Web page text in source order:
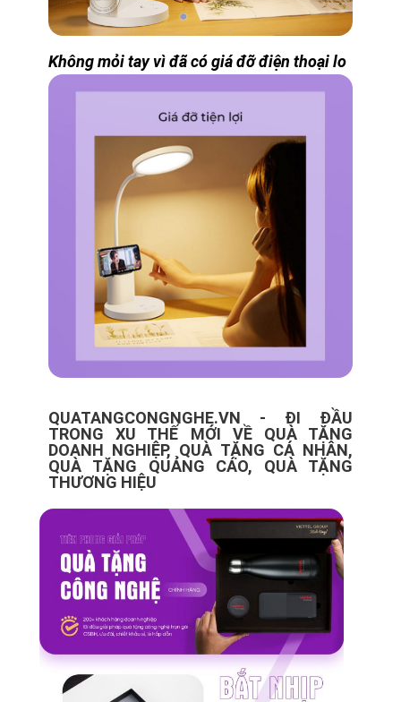
Không mỏi tay vì đã có giá đỡ điện thoại lo
QUATANGCONGNGHE.VN - ĐI ĐẦU
TRONG XU THẾ MỚI VỀ QUÀ TẶNG
DOANH NGHIỆP, QUÀ TẶNG CÁ NHÂN,
QUÀ TẶNG QUẢNG CÁO, QUÀ TẶNG
THƯƠNG HIỆU